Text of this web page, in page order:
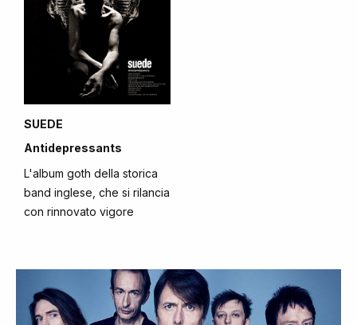
SUEDE
Antidepressants
L'album goth della storica
band inglese, che si rilancia
con rinnovato vigore